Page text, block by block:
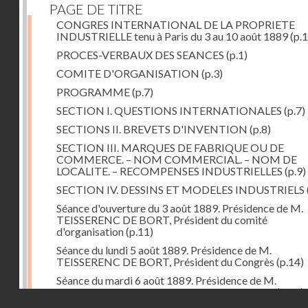
PAGE DE TITRE
CONGRES INTERNATIONAL DE LA PROPRIETE
INDUSTRIELLE tenu à Paris du 3 au 10 août 1889
PROCES-VERBAUX DES SEANCES (p.1)
COMITE D'ORGANISATION (p.3)
PROGRAMME(p.7)
SECTION I. QUESTIONS INTERNATIONALES (p.7)
SECTIONS II. BREVETS D'INVENTION (p.8)
SECTION III. MARQUES DE FABRIQUE OU DE
COMMERCE. – NOM COMMERCIAL. – NOM DE
LOCALITE. – RECOMPENSES INDUSTRIELLES (p.9)
SECTION IV. DESSINS ET MODELES INDUSTRIELS
Séance d'ouverture du 3 août 1889. Présidence de M.
TEISSERENC DE BORT, Président du comité
d'organisation(p.11)
Séance du lundi 5 août 1889. Présidence de M.
TEISSERENC DE BORT, Président du Congrès (p.14)
Séance du mardi 6 août 1889. Présidence de M.
TEISSERENC DE BORT, Président du Congrès(p.18)